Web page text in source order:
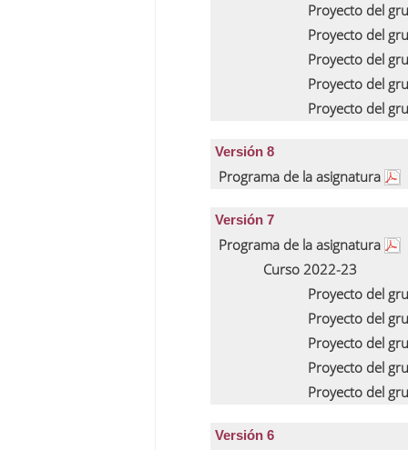
Proyecto del
Proyecto del
Proyecto del
Proyecto del
Proyecto del
Versión 8
Programa de la asignatura
Versión 7
Programa de la asignatura
Curso 2022-23
Proyecto del
Proyecto del
Proyecto del
Proyecto del
Proyecto del
Versión 6